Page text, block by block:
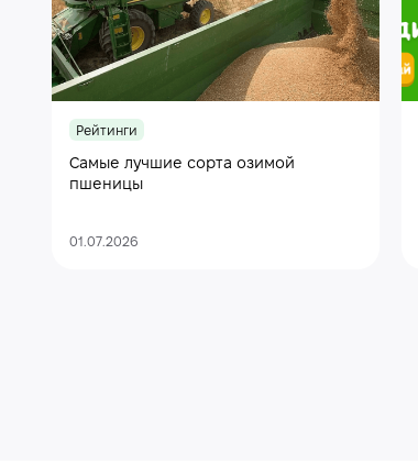
Рейтинги
Самые лучшие сорта озимой
пшеницы
01.07.2026